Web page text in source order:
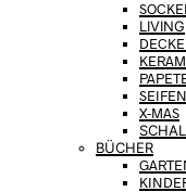
LIVING
SEIFEN
X-MAS
BÜCHER